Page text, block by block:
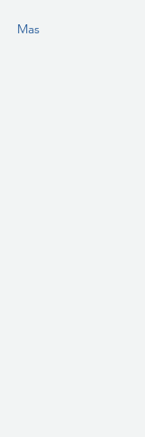
Mas